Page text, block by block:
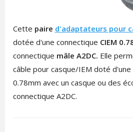
Cette paire d'adaptateurs pour
dotée d'une connectique CIEM
connectique mâle A2DC. Elle
câble pour casque/IEM doté d'une
0.78mm avec un casque ou des
connectique A2DC.